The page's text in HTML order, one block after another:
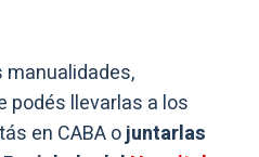
manualidades,
podés llevarlas a los
en CABA ojuntarlas